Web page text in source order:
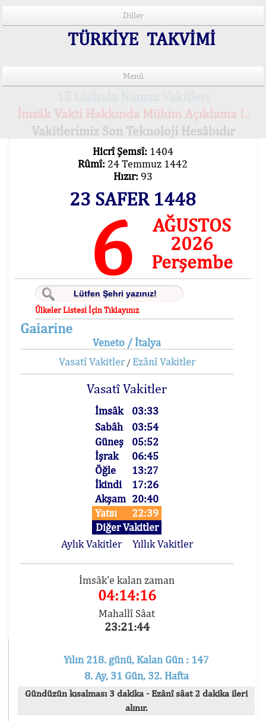
Diller
TÜRKİYE TAKVİMİ
Menü
İmsâk Vakti Hakkında Mühim Açıklama !..
Vakitlerimiz Son Teknoloji Hesâbıdır
Hicrî Şemsî: 1404
Rûmî: 24 Temmuz 1442
Hızır: 93
23 SAFER 1448
6
AĞUSTOS
2026
Perşembe
Ülkeler Listesi İçin Tıklayınız
Gaiarine
Veneto / İtalya
Vasatî Vakitler/ Ezânî Vakitler
Vasatî Vakitler
İmsâk
03:33
Sabâh
03:54
Güneş
05:52
İşrak
06:45
Öğle
13:27
İkindi
17:26
Akşam 20:40
Yatsı
22:39
Diğer Vakitler
Aylık Vakitler
Yıllık Vakitler
İmsâk'e kalan zaman
04:14:16
Mahallî Sâat
23:21:44
Yılın 218. günü, Kalan Gün : 147
8. Ay, 31 Gün, 32. Hafta
Gündüzün kısalması 3 dakika - Ezânî sâat 2 dakika ileri
alınır.